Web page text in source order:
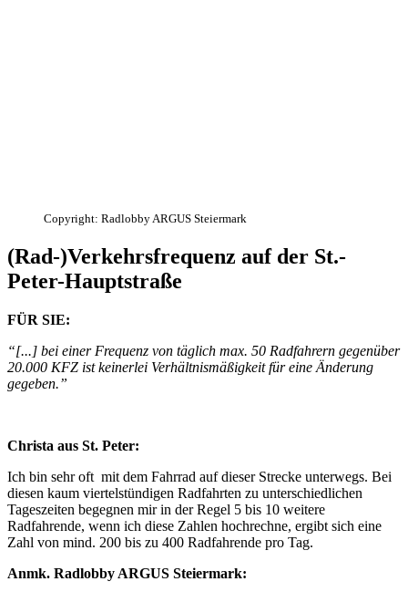
Copyright: Radlobby ARGUS Steiermark
(Rad-)Verkehrsfrequenz auf der St.-
Peter-Hauptstraße
FÜR SIE:
“[...] bei einer Frequenz von täglich max. 50 Radfahrern gegenüber
20.000 KFZ ist keinerlei Verhältnismäßigkeit für eine Änderung
gegeben.”
Christa aus St. Peter:
Ich bin sehr oft mit dem Fahrrad auf dieser Strecke unterwegs. Bei
diesen kaum viertelstündigen Radfahrten zu unterschiedlichen
Tageszeiten begegnen mir in der Regel 5 bis 10 weitere
Radfahrende, wenn ich diese Zahlen hochrechne, ergibt sich eine
Zahl von mind. 200 bis zu 400 Radfahrende pro Tag.
Anmk. Radlobby ARGUS Steiermark: